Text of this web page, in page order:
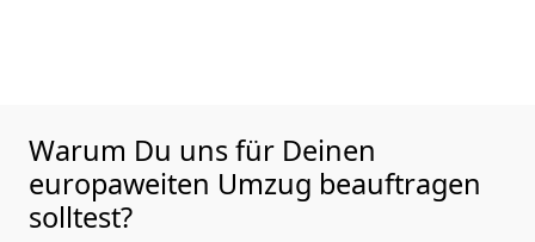
Warum Du uns für Deinen
europaweiten Umzug beauftragen
solltest?